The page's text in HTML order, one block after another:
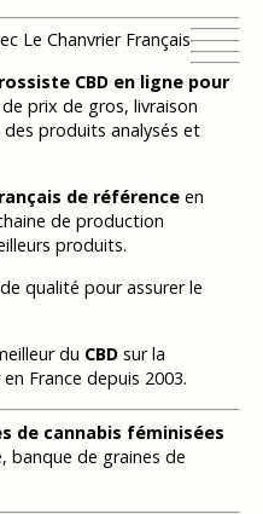
Le Chanvrier Français
CBD en ligne pour
prix de gros, livraison
produits analysés et
de référenceen
de production
produits.
qualité pour assurer le
du CBDsur la
France depuis 2003.
de cannabis féminisées
banque de graines de